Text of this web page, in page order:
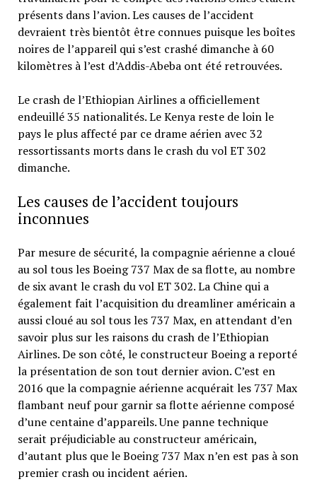
présents dans l’avion. Les causes de l’accident
devraient très bientôt être connues puisque les boîtes
noires de l’appareil qui s’est crashé dimanche à 60
kilomètres à l’est d’Addis-Abeba ont été retrouvées.
Le crash de l’Ethiopian Airlines a officiellement
endeuillé 35 nationalités. Le Kenya reste de loin le
pays le plus affecté par ce drame aérien avec 32
ressortissants morts dans le crash du vol ET 302
dimanche.
Les causes de l’accident toujours
inconnues
Par mesure de sécurité, la compagnie aérienne a cloué
au sol tous les Boeing 737 Max de sa flotte, au nombre
de six avant le crash du vol ET 302. La Chine qui a
également fait l’acquisition du dreamliner américain a
aussi cloué au sol tous les 737 Max, en attendant d’en
savoir plus sur les raisons du crash de l’Ethiopian
Airlines. De son côté, le constructeur Boeing a reporté
la présentation de son tout dernier avion. C’est en
2016 que la compagnie aérienne acquérait les 737 Max
flambant neuf pour garnir sa flotte aérienne composé
d’une centaine d’appareils. Une panne technique
serait préjudiciable au constructeur américain,
d’autant plus que le Boeing 737 Max n’en est pas à son
premier crash ou incident aérien.